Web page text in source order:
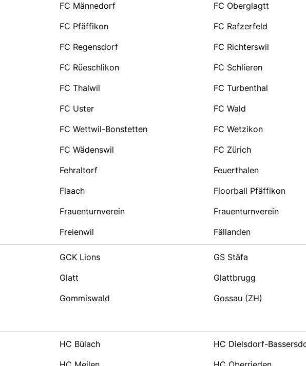
FC Männedorf
FC Oberglagtt
FC Pfäffikon
FC Rafzerfeld
FC Regensdorf
FC Richterswil
FC Rüeschlikon
FC Schlieren
FC Thalwil
FC Turbenthal
FC Uster
FC Wald
FC Wettwil-Bonstetten
FC Wetzikon
FC Wädenswil
FC Zürich
Fehraltorf
Feuerthalen
Flaach
Floorball Pfäffikon
Frauenturnverein
Frauenturnverein
Freienwil Fällanden
GCK Lions
GS Stäfa
Glatt
Glattbrugg
Gommiswald
Gossau (ZH)
HC Bülach
HC Dielsdorf-